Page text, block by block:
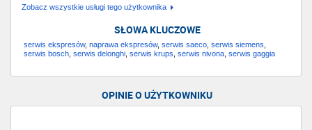
Zobacz wszystkie usługi tego użytkownika
SŁOWA KLUCZOWE
serwis ekspresów, naprawa ekspresów, serwis saeco serwis siemens
serwis bosch serwis delonghi serwis krups serwis nivona serwis gaggia
OPINIE O UŻYTKOWNIKU